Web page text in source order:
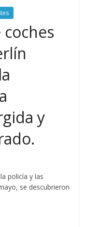
y
policía y las
se descubrieron